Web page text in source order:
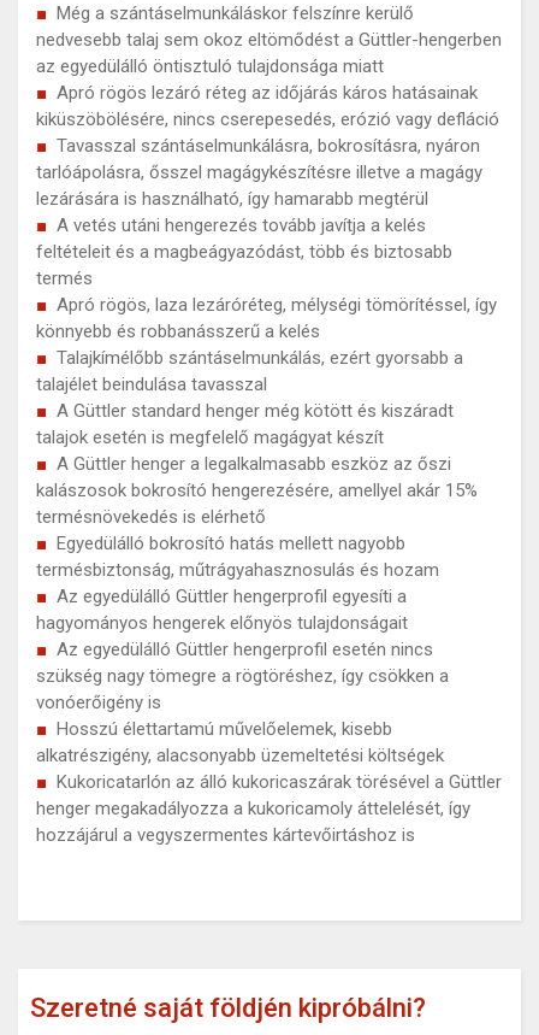
Még a szántáselmunkáláskor felszínre kerülő
nedvesebb talaj sem okoz eltömődést a Güttler-hengerben
az egyedülálló öntisztuló tulajdonsága miatt
Apró rögös lezáró réteg az időjárás káros hatásainak
kiküszöbölésére, nincs cserepesedés, erózió vagy defláció
Tavasszal szántáselmunkálásra, bokrosításra, nyáron
tarlóápolásra, ősszel magágykészítésre illetve a magágy
lezárására is használható, így hamarabb megtérül
A vetés utáni hengerezés tovább javítja a kelés
feltételeit és a magbeágyazódást, több és biztosabb
termés
Apró rögös, laza lezáróréteg, mélységi tömörítéssel, így
könnyebb és robbanásszerű a kelés
Talajkímélőbb szántáselmunkálás, ezért gyorsabb a
talajélet beindulása tavasszal
A Güttler standard henger még kötött és kiszáradt
talajok esetén is megfelelő magágyat készít
A Güttler henger a legalkalmasabb eszköz az őszi
kalászosok bokrosító hengerezésére, amellyel akár 15%
termésnövekedés is elérhető
Egyedülálló bokrosító hatás mellett nagyobb
termésbiztonság, műtrágyahasznosulás és hozam
Az egyedülálló Güttler hengerprofil egyesíti a
hagyományos hengerek előnyös tulajdonságait
Az egyedülálló Güttler hengerprofil esetén nincs
szükség nagy tömegre a rögtöréshez, így csökken a
vonóerőigény is
Hosszú élettartamú művelőelemek, kisebb
alkatrészigény, alacsonyabb üzemeltetési költségek
Kukoricatarlón az álló kukoricaszárak törésével a Güttler
henger megakadályozza a kukoricamoly áttelelését, így
hozzájárul a vegyszermentes kártevőirtáshoz is
Szeretné saját földjén kipróbálni?